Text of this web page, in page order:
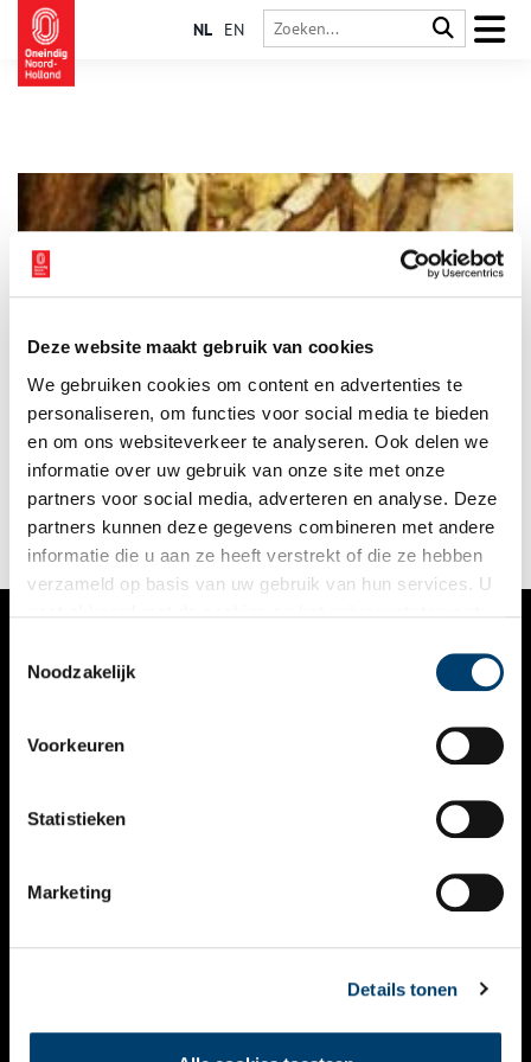
Deze website maakt gebruik van cookies
We gebruiken cookies om content en advertenties te
personaliseren, om functies voor social media te bieden
en om ons websiteverkeer te analyseren. Ook delen we
informatie over uw gebruik van onze site met onze
partners voor social media, adverteren en analyse. Deze
partners kunnen deze gegevens combineren met andere
informatie die u aan ze heeft verstrekt of die ze hebben
verzameld op basis van uw gebruik van hun services. U
Noodzakelijk
Voorkeuren
Statistieken
Marketing
Details tonen
NL EN
van Kerst
De Haarlemse schrijver Godfried Bomans, meester van de
ironie, is altijd een warm pleitbezorger geweest van het werk
van zijn wereldberoemde Engelse collega Charles Dickens. Hij
werkte niet alleen aan vertalingen mee, die via de Prisma-
edities een grote verspreiding kregen, maar richtte ook de
Haarlem Branch op van het illustere The International Dickens
VERHALEN
KALENDER
THEMA’S
VIDEO’S
CONTACT